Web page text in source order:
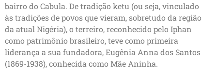
bairro do Cabula. De tradição ketu (ou seja, vinculado
às tradições de povos que vieram, sobretudo da região
da atual Nigéria), o terreiro, reconhecido pelo Iphan
como patrimônio brasileiro, teve como primeira
liderança a sua fundadora, Eugênia Anna dos Santos
(1869-1938), conhecida como Mãe Aninha.